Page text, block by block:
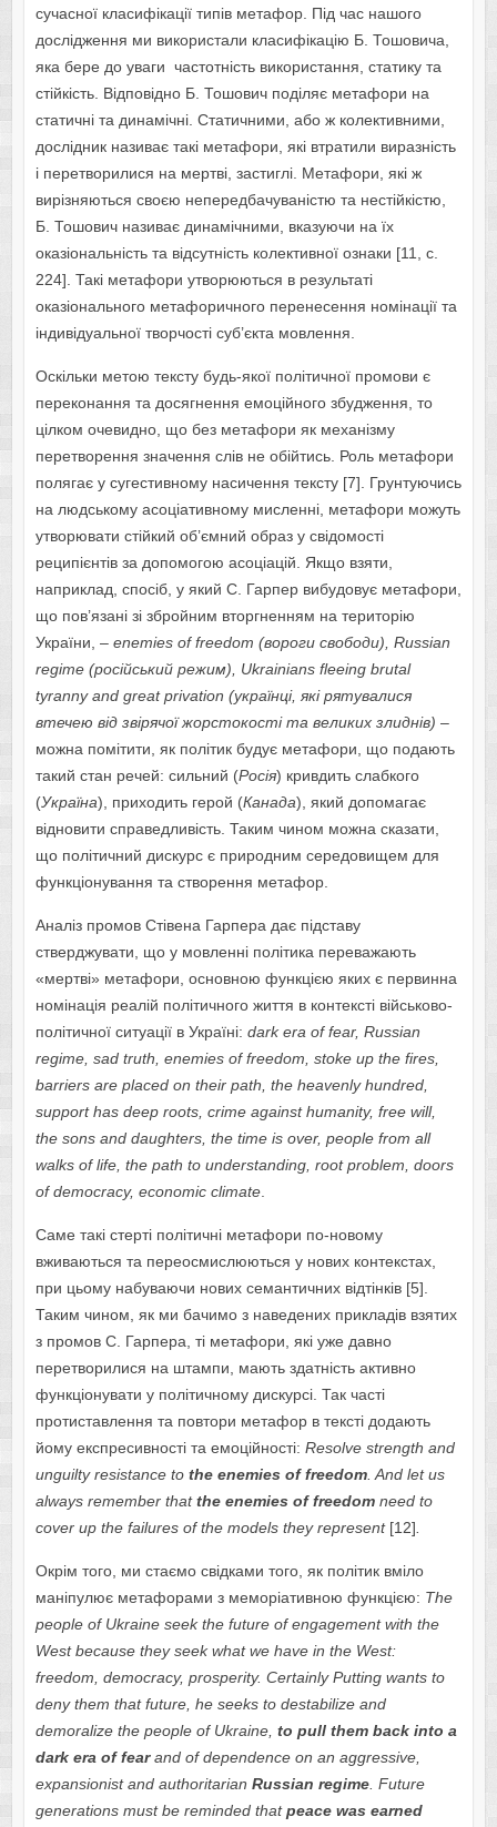
сучасної класифікації типів метафор. Під час нашого
дослідження ми використали класифікацію Б. Тошовича,
яка бере до уваги частотність використання, статику та
стійкість. Відповідно Б. Тошович поділяє метафори на
статичні та динамічні. Статичними, або ж колективними,
дослідник називає такі метафори, які втратили виразність
і перетворилися на мертві, застиглі. Метафори, які ж
вирізняються своєю непередбачуваністю та нестійкістю,
Б. Тошович називає динамічними, вказуючи на їх
оказіональність та відсутність колективної ознаки [11, c.
224]. Такі метафори утворюються в результаті
оказіонального метафоричного перенесення номінації та
індивідуальної творчості суб’єкта мовлення.
Оскільки метою тексту будь-якої політичної промови є
переконання та досягнення емоційного збудження, то
цілком очевидно, що без метафори як механізму
перетворення значення слів не обійтись. Роль метафори
полягає у сугестивному насичення тексту [7]. Грунтуючись
на людському асоціативному мисленні, метафори можуть
утворювати стійкий об’ємний образ у свідомості
реципієнтів за допомогою асоціацій. Якщо взяти,
наприклад, спосіб, у який С. Гарпер вибудовує метафори,
що пов’язані зі збройним вторгненням на територію
України, – enemies of freedom (вороги свободи), Russian
regime(російський режим), Ukrainians fleeing brutal
tyranny and great privation (українці, які рятувалися
втечею від звірячої жорстокості та великих злиднів) –
можна помітити, як політик будує метафори, що подають
такий стан речей: сильний (Росія) кривдить слабкого
(Україна), приходить герой (Канада), який допомагає
відновити справедливість. Таким чином можна сказати,
що політичний дискурс є природним середовищем для
функціонування та створення метафор.
Аналіз промов Стівена Гарпера дає підставу
стверджувати, що у мовленні політика переважають
«мертві» метафори, основною функцією яких є первинна
номінація реалій політичного життя в контексті військово-
політичної ситуації в Україні: dark era of fear, Russian
regime, sad truth, enemies of freedom, stoke up the fires,
barriers are placed on their path, the heavenly hundred,
support has deep roots, crime against humanity, free will,
the sons and daughters, the time is over, people from all
walks of life, the path to understanding, root problem, doors
of democracy, economic climate.
Саме такі стерті політичні метафори по-новому
вживаються та переосмислюються у нових контекстах,
при цьому набуваючи нових семантичних відтінків [5].
Таким чином, як ми бачимо з наведених прикладів взятих
з промов С. Гарпера, ті метафори, які уже давно
перетворилися на штампи, мають здатність активно
функціонувати у політичному дискурсі. Так часті
протиставлення та повтори метафор в тексті додають
йому експресивності та емоційності: Resolve strength and
unguilty resistance to the enemies of freedom.And let us
always remember thatthe enemies of freedomneed to
cover up the failures of the models they represent [12].
Окрім того, ми стаємо свідками того, як політик вміло
маніпулює метафорами з меморіативною функцією: The
people of Ukraine seek the future of engagement with the
West because they seek what we have in the West:
freedom, democracy, prosperity. Certainly Putting wants to
deny them that future, he seeks to destabilize and
demoralize the people of Ukraine, to pull them back into a
dark era of fearand of dependence on an aggressive,
expansionist and authoritarian Russian regime. Future
generations must be reminded thatpeace was earned